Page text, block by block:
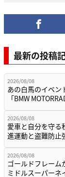
最新の投稿
2026/08/08
あの白馬のイベン
「BMW
2026/08/08
愛車と自分を守る
進運動と盗難防
2026/08/08
ゴールドフレーム
ミドルスーパー